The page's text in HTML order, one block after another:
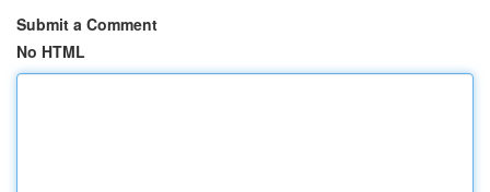
Submit a Comment
No HTML